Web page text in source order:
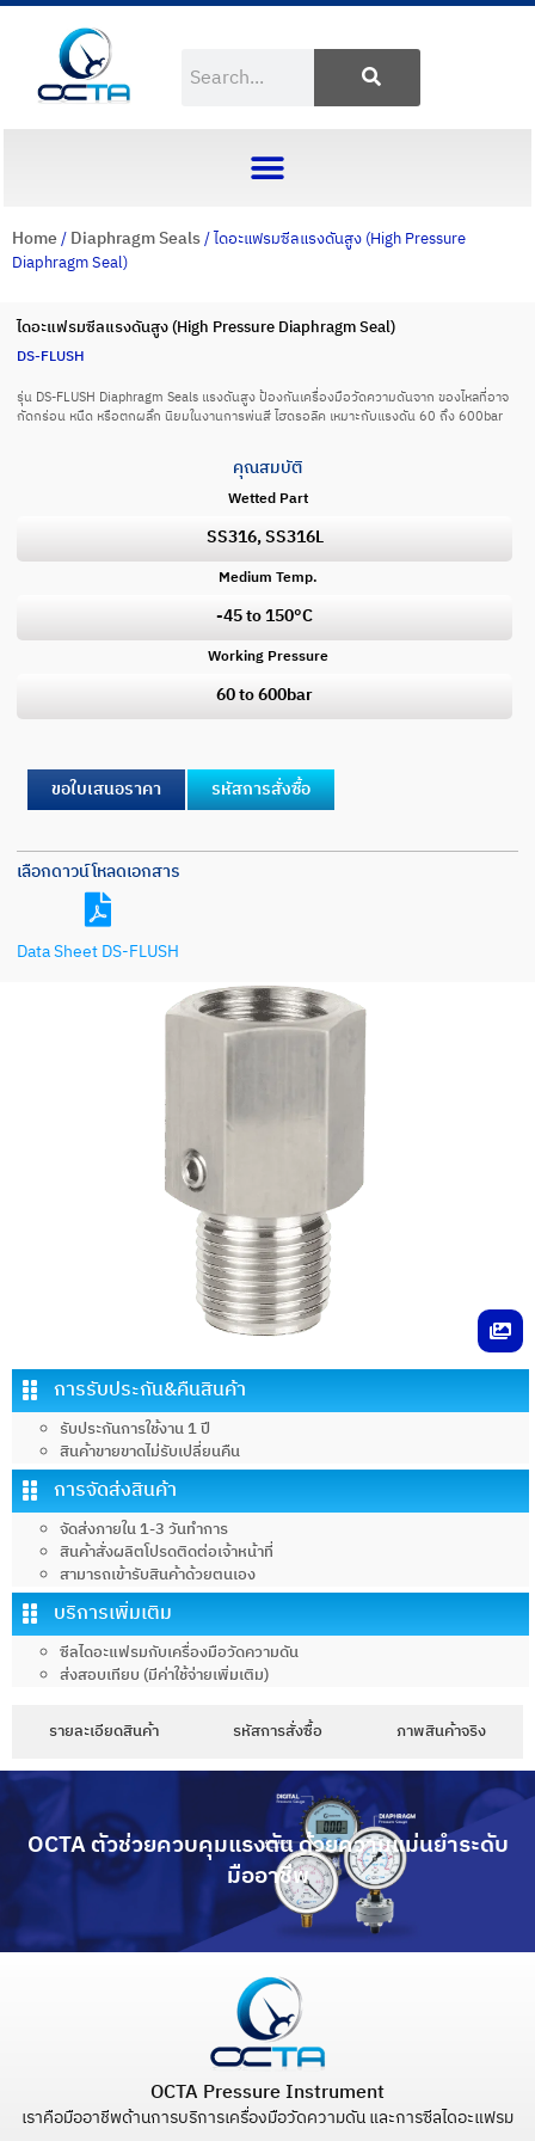
Home/Diaphragm Seals/ ไดอะแฟรมซีลแรงดันสูง (High Pressure
Diaphragm Seal)
ไดอะแฟรมซีลแรงดันสูง (High Pressure Diaphragm Seal)
DS-FLUSH
รุ่น DS-FLUSH Diaphragm Seals แรงดันสูง ป้องกันเครื่องมือวัดความดันจาก ของไหลที่อาจ
กัดกร่อน หนืด หรือตกผลึก นิยมในงานการพ่นสี ไฮดรอลิค เหมาะกับแรงดัน 60 ถึง 600bar
คุณสมบัติ
Wetted Part
SS316, SS316L
Medium Temp.
-45 to 150°C
Working Pressure
60 to 600bar
ขอใบเสนอราคา รหัสการสั่งซื้อ
เลือกดาวน์โหลดเอกสาร
Data Sheet DS-FLUSH
การรับประกัน&คืนสินค้า
รับประกันการใช้งาน 1 ปี
สินค้าขายขาดไม่รับเปลี่ยนคืน
การจัดส่งสินค้า
จัดส่งภายใน 1-3 วันทำการ
สินค้าสั่งผลิตโปรดติดต่อเจ้าหน้าที่
สามารถเข้ารับสินค้าด้วยตนเอง
บริการเพิ่มเติม
ซีลไดอะแฟรมกับเครื่องมือวัดความดัน
ส่งสอบเทียบ (มีค่าใช้จ่ายเพิ่มเติม)
รายละเอียดสินค้า รหัสการสั่งซื้อ ภาพสินค้าจริง
OCTA ตัวช่วยควบคุมแรงดัน ด้วยความแม่นยำระดับ
มืออาชีพ
OCTA Pressure Instrument
เราคือมืออาชีพด้านการบริการเครื่องมือวัดความดัน และการซีลไดอะแฟรม